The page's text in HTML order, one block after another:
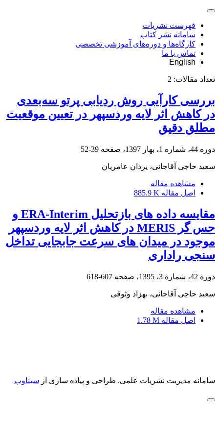
فهرست نشریات
سامانه نشر کتاب
کارگاه‌ها و دوره‌های آموزشی تخصصی
تماس با ما
English
تعداد مقالات: 2
بررسی کارآیی روش ردیابی پرتو سه‌بعدی
در کاهش اثر لایه وردسپهر در تعیین موقعیت
مطلق دقیق
دوره 44، شماره 1، بهار 1397، صفحه 39-52
سعید حاجی‌ آقاجانی، یزدان عامریان
مشاهده مقاله
اصل مقاله 885.9 K
مقایسه داده های بازتحلیل ERA-Interim و
حس گر MERIS در کاهش اثر لایه وردسپهر
موجود در میدان های سرعت جابجایی تداخل
سنجی راداری
دوره 42، شماره 3، 1395، صفحه 607-618
سعید حاجی آقاجانی، بهزاد وثوقی
مشاهده مقاله
اصل مقاله 1.78 M
سامانه مدیریت نشریات علمی. طراحی و پیاده سازی از سیناوب